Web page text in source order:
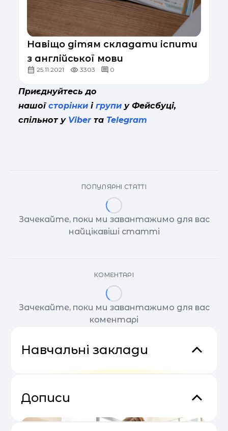
Навіщо дітям складати іспити
з англійської мови
25.11.2021 3303 0
Приєднуйтесь до
нашої сторінки і групи у Фейсбуці,
спільнот у Viberта Telegram
ПОПУЛЯРНІ СТАТТІ
Зачекайте, поки ми завантажимо для вас
найцікавіші статті
КОМЕНТАРІ
Зачекайте, поки ми завантажимо для вас
коментарі
Навчальні заклади
Дописи